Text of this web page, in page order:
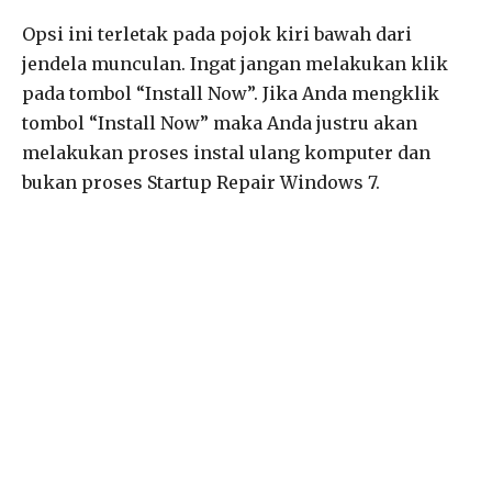
Opsi ini terletak pada pojok kiri bawah dari
jendela munculan. Ingat jangan melakukan klik
pada tombol “Install Now”. Jika Anda mengklik
tombol “Install Now” maka Anda justru akan
melakukan proses instal ulang komputer dan
bukan proses Startup Repair Windows 7.